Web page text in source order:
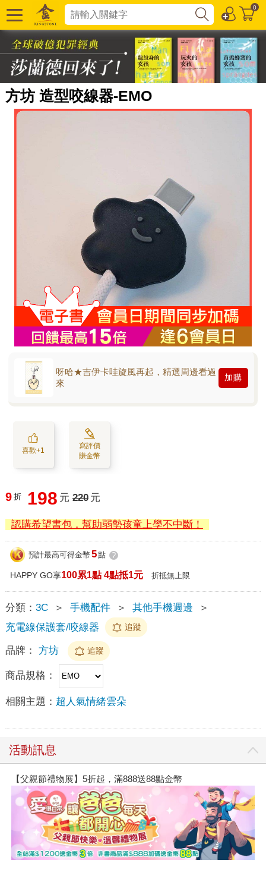
0
方坊 造型咬線器-EMO
呀哈★吉伊卡哇旋風再起，精選周邊看過
來
加購
喜歡+1
寫評價
賺金幣
9 折 198 元 220 元
認購希望書包，幫助弱勢孩童上學不中斷！
預計最高可得金幣 5點 ?
HAPPY GO享100累1點 4點抵1元 折抵無上限
分類： 3C ＞ 手機配件 ＞ 其他手機週邊
＞
充電線保護套/咬線器
追蹤
品牌： 方坊 追蹤
商品規格：
相關主題： 超人氣情緒雲朵
活動訊息
【父親節禮物展】5折起，滿888送88點金幣